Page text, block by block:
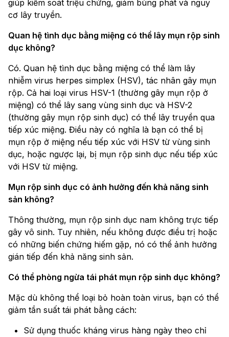
giúp kiểm soát triệu chứng, giảm bùng phát và nguy
cơ lây truyền.
Quan hệ tình dục bằng miệng có thể lây mụn rộp sinh
dục không?
Có. Quan hệ tình dục bằng miệng có thể làm lây
nhiễm virus herpes simplex (HSV), tác nhân gây mụn
rộp. Cả hai loại virus HSV-1 (thường gây mụn rộp ở
miệng) có thể lây sang vùng sinh dục và HSV-2
(thường gây mụn rộp sinh dục) có thể lây truyền qua
tiếp xúc miệng. Điều này có nghĩa là bạn có thể bị
mụn rộp ở miệng nếu tiếp xúc với HSV từ vùng sinh
dục, hoặc ngược lại, bị mụn rộp sinh dục nếu tiếp xúc
với HSV từ miệng.
Mụn rộp sinh dục có ảnh hưởng đến khả năng sinh
sản không?
Thông thường, mụn rộp sinh dục nam không trực tiếp
gây vô sinh. Tuy nhiên, nếu không được điều trị hoặc
có những biến chứng hiếm gặp, nó có thể ảnh hưởng
gián tiếp đến khả năng sinh sản.
Có thể phòng ngừa tái phát mụn rộp sinh dục không?
Mặc dù không thể loại bỏ hoàn toàn virus, bạn có thể
giảm tần suất tái phát bằng cách:
Sử dụng thuốc kháng virus hàng ngày theo chỉ